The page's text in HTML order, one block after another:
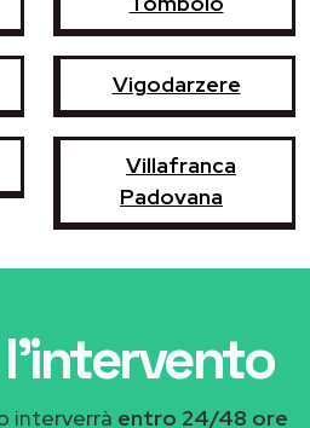
Vigodarzere
Villafranca
Padovana
interverrà entro 24/48 ore